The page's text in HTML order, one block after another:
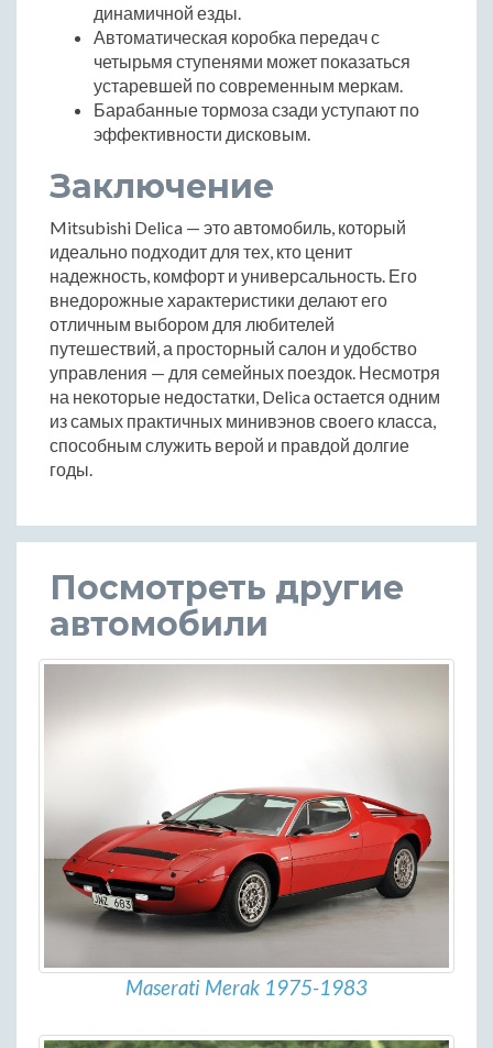
динамичной езды.
Автоматическая коробка передач с
четырьмя ступенями может показаться
устаревшей по современным меркам.
Барабанные тормоза сзади уступают по
эффективности дисковым.
Заключение
Mitsubishi Delica — это автомобиль, который
идеально подходит для тех, кто ценит
надежность, комфорт и универсальность. Его
внедорожные характеристики делают его
отличным выбором для любителей
путешествий, а просторный салон и удобство
управления — для семейных поездок. Несмотря
на некоторые недостатки, Delica остается одним
из самых практичных минивэнов своего класса,
способным служить верой и правдой долгие
годы.
Посмотреть другие
автомобили
Maserati Merak 1975-1983